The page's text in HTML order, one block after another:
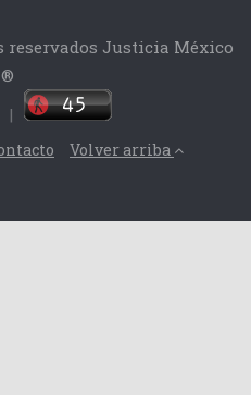
reservados Justicia México
®
|
Volver arriba